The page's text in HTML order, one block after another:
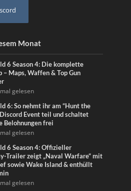
Monat
6 Season 4: Die komplette
– Maps, Waffen & Top Gun
gelesen
6: So nehmt ihr am “Hunt the
Event teil und schaltet
Belohnungen frei
gelesen
6 Season 4: Offizieller
Trailer zeigt „Naval Warfare“ mit
sowie Wake Island & enthüllt
gelesen